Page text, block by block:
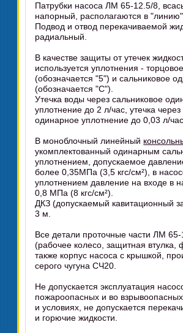
Патрубки насоса ЛМ 65-12.5/8,
напорный, располагаются в "линию".
Подвод и отвод перекачиваемой
радиальный.
В качестве защиты от утечек
используется уплотнения -
(обозначается "5") и сальниковое
(обозначается "С").
Утечка воды через сальниковое
уплотнение до 2 л/час, утечка
одинарное уплотнение до 0,03 л/час.
В моноблочный линейный
укомплектованный одинарным
уплотнением, допускаемое
более 0,35МПа (3,5 кгс/см²), в
уплотнением давление на входе в
0,8 МПа (8 кгс/см²).
ДКЗ (допускаемый кавитационный
3 м.
Все детали проточные части ЛМ
(рабочее колесо, защитная втулка,
также корпус насоса с крышкой,
серого чугуна СЧ20.
Не допускается эксплуатация
пожароопасных и во
и условиях, не допускается
и горючие жидкости.